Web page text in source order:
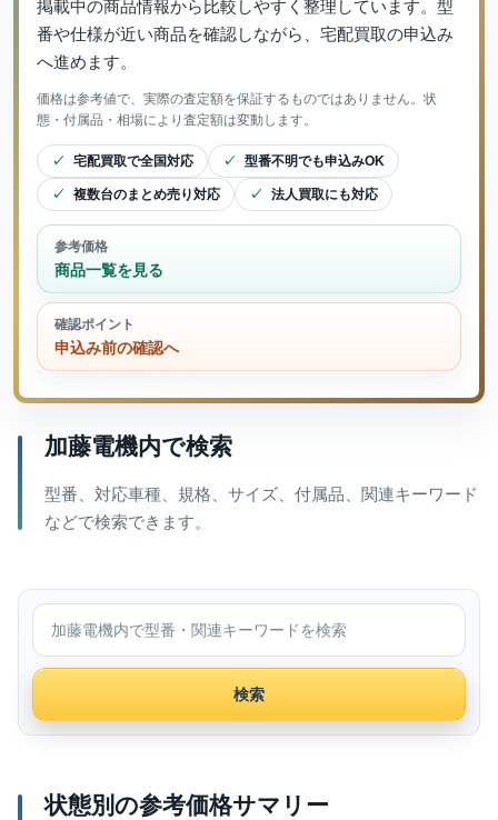
掲載中の商品情報から比較しやすく整理しています。型
番や仕様が近い商品を確認しながら、宅配買取の申込み
へ進めます。
価格は参考値で、実際の査定額を保証するものではありません。状
態・付属品・相場により査定額は変動します。
宅配買取で全国対応 型番不明でも申込みOK
複数台のまとめ売り対応 法人買取にも対応
参考価格
商品一覧を見る
確認ポイント
申込み前の確認へ
加藤電機内で検索
型番、対応車種、規格、サイズ、付属品、関連キーワード
などで検索できます。
加藤電機内で検索
検索
状態別の参考価格サマリー